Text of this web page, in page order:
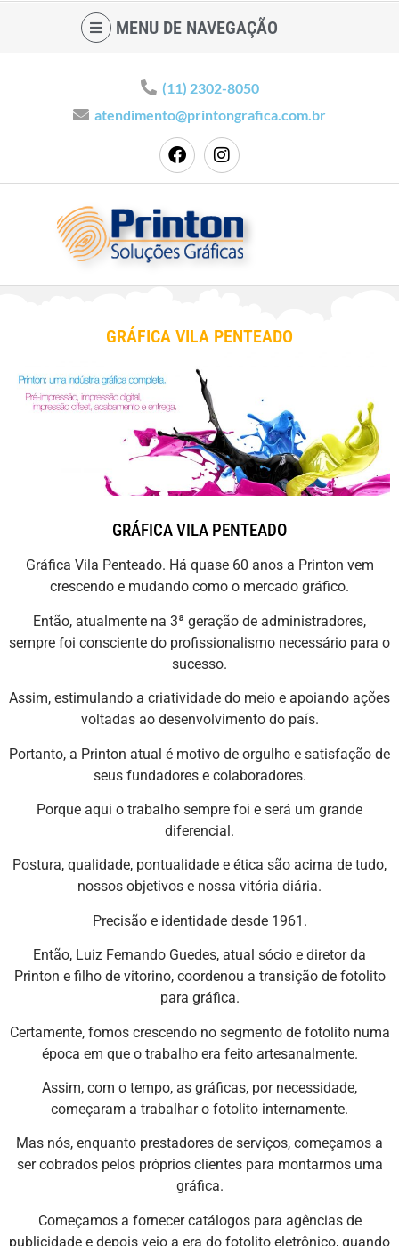
MENU DE NAVEGAÇÃO
(11) 2302-8050
atendimento@printongrafica.com.br
GRÁFICA VILA PENTEADO
GRÁFICA VILA PENTEADO
Gráfica Vila Penteado. Há quase 60 anos a Printon vem
crescendo e mudando como o mercado gráfico.
Então, atualmente na 3ª geração de administradores,
sempre foi consciente do profissionalismo necessário para o
sucesso.
Assim, estimulando a criatividade do meio e apoiando ações
voltadas ao desenvolvimento do país.
Portanto, a Printon atual é motivo de orgulho e satisfação de
seus fundadores e colaboradores.
Porque aqui o trabalho sempre foi e será um grande
diferencial.
Postura, qualidade, pontualidade e ética são acima de tudo,
nossos objetivos e nossa vitória diária.
Precisão e identidade desde 1961.
Então, Luiz Fernando Guedes, atual sócio e diretor da
Printon e filho de vitorino, coordenou a transição de fotolito
para gráfica.
Certamente, fomos crescendo no segmento de fotolito numa
época em que o trabalho era feito artesanalmente.
Assim, com o tempo, as gráficas, por necessidade,
começaram a trabalhar o fotolito internamente.
Mas nós, enquanto prestadores de serviços, começamos a
ser cobrados pelos próprios clientes para montarmos uma
gráfica.
Começamos a fornecer catálogos para agências de
publicidade e depois veio a era do fotolito eletrônico, quando